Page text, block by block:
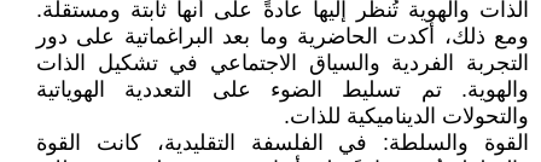
الذات والهوية تُنظر إليها عادةً على أنها ثابتة ومستقلة.
ومع ذلك، أكدت الحاضرية وما بعد البراغماتية على دور
التجربة الفردية والسياق الاجتماعي في تشكيل الذات
والهوية. تم تسليط الضوء على التعددية الهوياتية
والتحولات الديناميكية للذات.
القوة والسلطة: في الفلسفة التقليدية، كانت القوة